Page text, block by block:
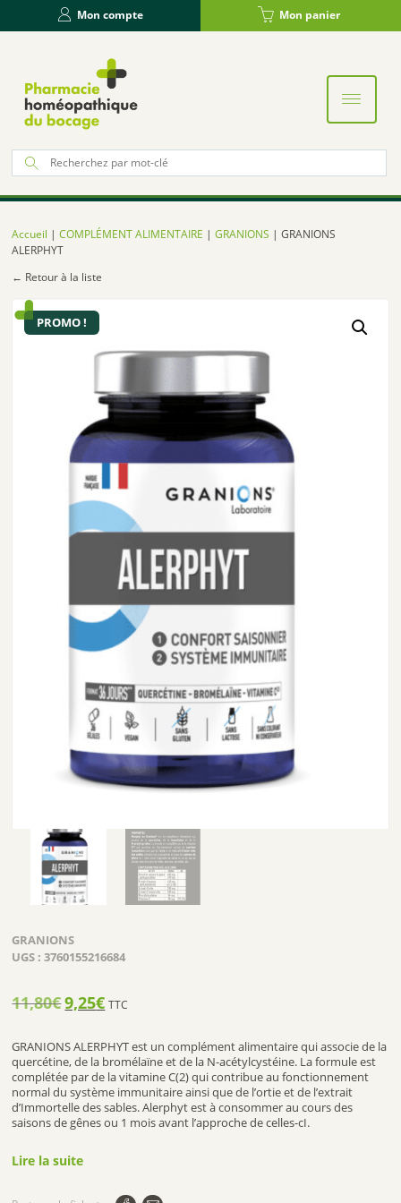
Mon compte Mon panier
:
Accueil |COMPLÉMENT ALIMENTAIRE |GRANIONS | GRANIONS
ALERPHYT
← Retour à la liste
PROMO !
GRANIONS
UGS :3760155216684
11,80€ Le
initial
était :
11,80€.
9,25€ Le
actuel
est :
9,25€.
TTC
GRANIONS ALERPHYT est un complément alimentaire qui associe de la
quercétine, de la bromélaïne et de la N-acétylcystéine. La formule est
complétée par de la vitamine C(2)qui contribue au fonctionnement
normal du système immunitaire ainsi que de l’ortie et de l’extrait
d’Immortelle des sables. Alerphyt est à consommer au cours des
saisons de gênes ou 1 mois avant l’approche de celles-cI.
1.INDICATIONS DE GRANIONS ALERPHYT
Lire la suite
Panneau de gestion des cookies